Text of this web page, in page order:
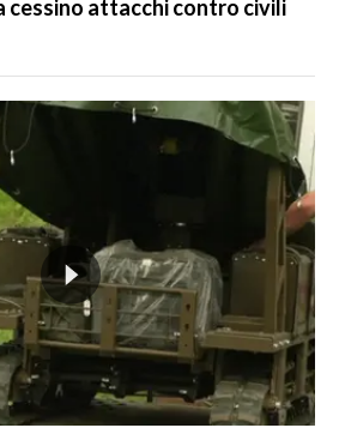
cessino attacchi contro civili